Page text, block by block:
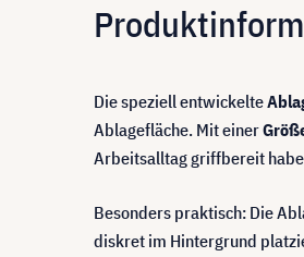
Die speziell entwickelte
Ablagefläche. Mit einer
Arbeitsalltag griffbereit
Besonders praktisch: Die
diskret im Hintergrund